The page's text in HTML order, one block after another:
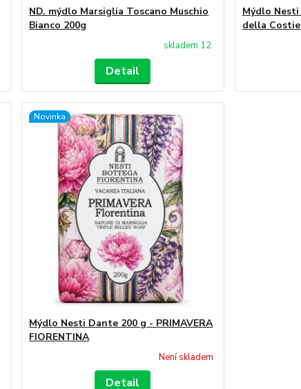
ND. mýdlo Marsiglia Toscano Muschio
Bianco 200g
skladem 12
Detail
Mýdlo Nesti
della
Novinka
Mýdlo Nesti Dante 200 g - PRIMAVERA
FIORENTINA
Není skladem
Detail